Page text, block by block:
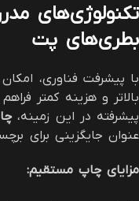
تکنولوژی‌های
بطری‌های پت
با پیشرفت فناوری،
بالاتر و هزینه کمتر
پیشرفته در این زمینه،
عنوان جایگزینی برای
مزایای چاپ مستقیم: